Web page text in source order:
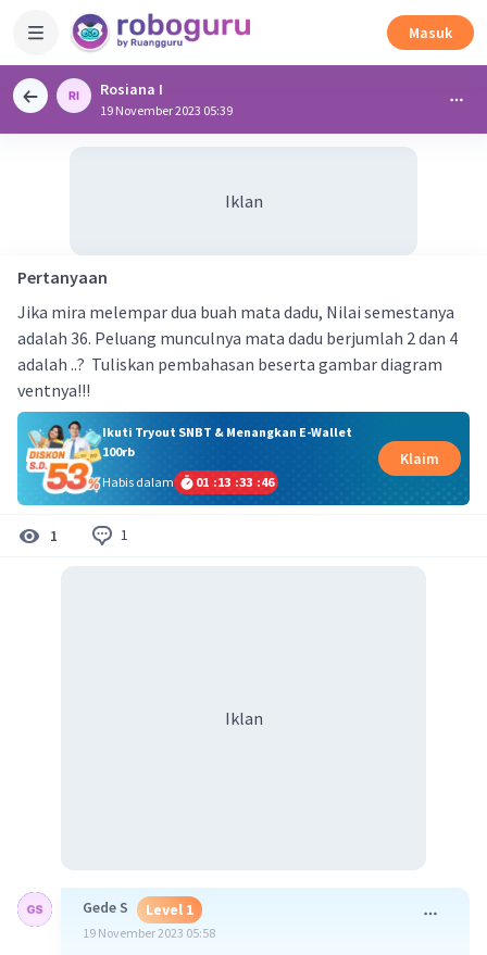
Masuk
Rosiana I
19 November 2023 05:39
Iklan
Pertanyaan
Jika mira melempar dua buah mata dadu, Nilai semestanya
adalah 36. Peluang munculnya mata dadu berjumlah 2 dan 4
adalah ..? Tuliskan pembahasan beserta gambar diagram
ventnya!!!
Ikuti Tryout SNBT & Menangkan E-Wallet
100rb
Habis dalam
01 :13 :33 :46
Klaim
1 1
Iklan
Gede S Level 1
19 November 2023 05:58